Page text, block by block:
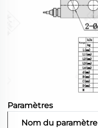
Paramètres
Nom du paramètre